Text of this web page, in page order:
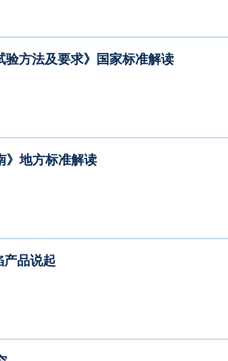
方法及要求》国家标准解读
》地方标准解读
品说起